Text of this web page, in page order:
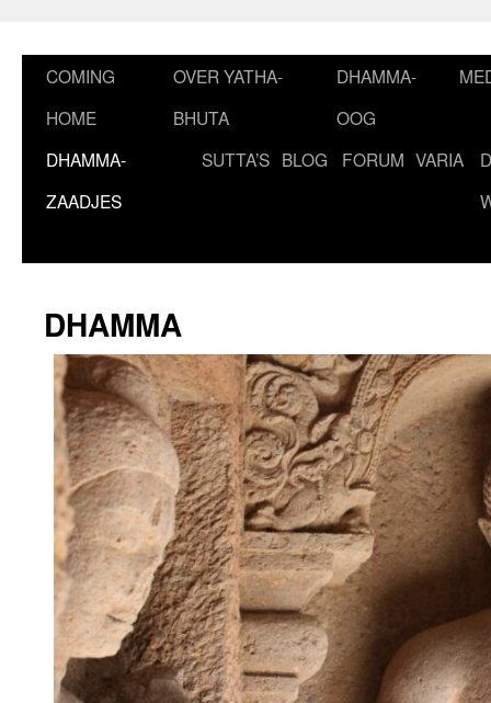
COMING
HOME
OVER YATHA-
BHUTA
DHAMMA-
OOG
DHAMMA-
ZAADJES
SUTTA’S BLOG FORUM VARIA
DHAMMA